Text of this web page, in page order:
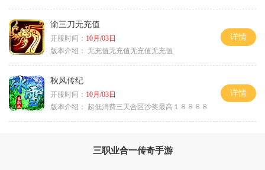
渝三刀无充值
开服时间： 10月/03日
版本介绍： 无充值无充值无充值无充值
详情
秋风传纪
开服时间： 10月/03日
版本介绍：
超低消费三天合区沙奖最高１８８８８
详情
三职业合一传奇手游